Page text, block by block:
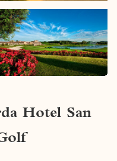
Hotel San